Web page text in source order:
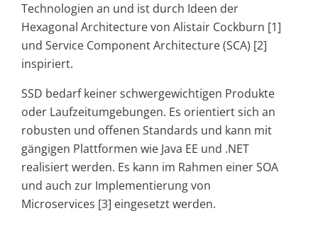
Technologien an und ist durch Ideen der
Hexagonal Architecture von Alistair Cockburn [1]
und Service Component Architecture (SCA) [2]
inspiriert.
SSD bedarf keiner schwergewichtigen Produkte
oder Laufzeitumgebungen. Es orientiert sich an
robusten und offenen Standards und kann mit
gängigen Plattformen wie Java EE und .NET
realisiert werden. Es kann im Rahmen einer SOA
und auch zur Implementierung von
Microservices [3] eingesetzt werden.